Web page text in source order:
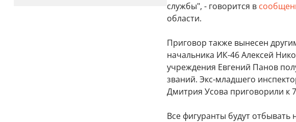
службы", - говорится в
области.
Приговор также вынесен
начальника ИК-46 Алексей
учреждения Евгений Панов
званий. Экс-младшего
Дмитрия Усова приговорили к
Все фигуранты будут